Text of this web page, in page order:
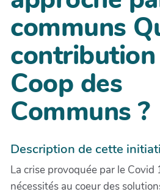
communs
contribution
Coop des
Communs ?
Description de cette
La crise provoquée par le Covid
nécessités au coeur des